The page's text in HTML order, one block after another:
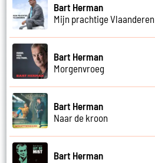
Bart Herman
Mijn prachtige Vlaanderen
Bart Herman
Morgenvroeg
Bart Herman
Naar de kroon
Bart Herman